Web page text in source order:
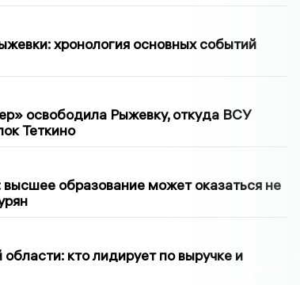
хронология основных событий
освободила Рыжевку, откуда ВСУ
Теткино
высшее образование может оказаться не
кто лидирует по выручке и